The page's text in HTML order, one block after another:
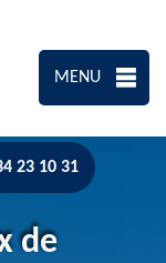
MENU
23 10 31
de